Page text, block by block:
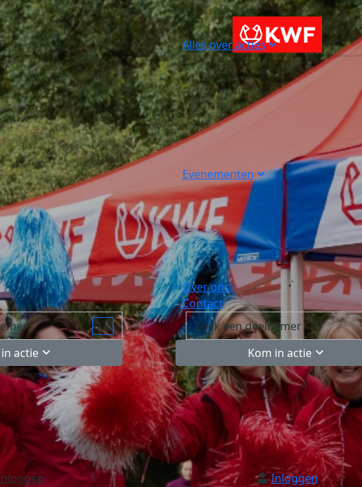
actie
Alles over acties
Evenementen
Over ons
Contact
Kom in actie
Inloggen